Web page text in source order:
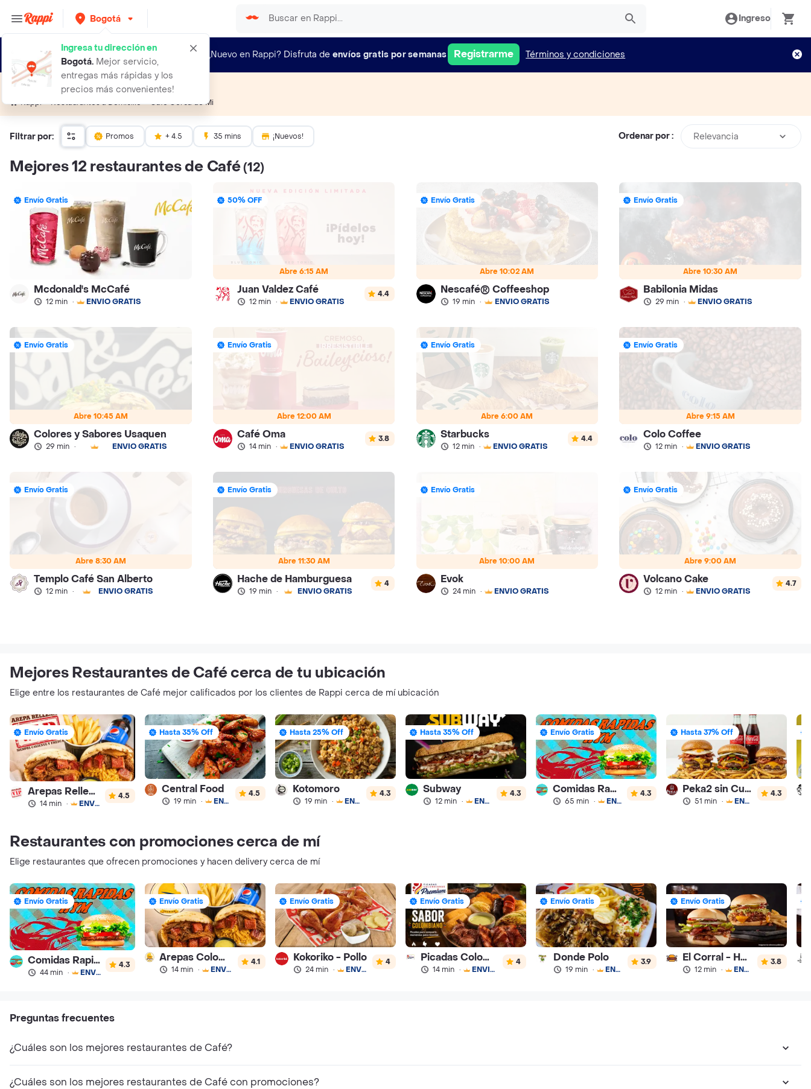
Bogotá
Ingresa tu dirección en
Bogotá. Mejor servicio,
entregas más rápidas y los
precios más convenientes!
Ingreso
¿Nuevo en Rappi? Disfruta de envíos gratis por semanas Registrarme Términos y condiciones
Café cerca de mi
Rappi Restaurantes a Domicilio Café Cerca de Mi
Filtrar por: Promos + 4.5 35 mins ¡Nuevos! Ordenar por : Relevancia
Mejores 12 restaurantes de Café(12)
Envío Gratis
Mcdonald's McCafé
12 min · ENVÍO GRATIS
Abre 6:15 AM
50% OFF
Juan Valdez Café
12 min · ENVÍO GRATIS
4.4
Abre 10:02 AM
Envío Gratis
Nescafé® Coffeeshop
19 min · ENVÍO GRATIS
Abre 10:30 AM
Envío Gratis
Babilonia Midas
29 min · ENVÍO GRATIS
Abre 10:45 AM
Envío Gratis
Colores y Sabores Usaquen
29 min · ENVÍO GRATIS
Abre 12:00 AM
Envío Gratis
Café Oma
14 min · ENVÍO GRATIS
3.8
Abre 6:00 AM
Envío Gratis
Starbucks
12 min · ENVÍO GRATIS
4.4
Abre 9:15 AM
Envío Gratis
Colo Coffee
12 min · ENVÍO GRATIS
Abre 8:30 AM
Envío Gratis
Templo Café San Alberto
12 min · ENVÍO GRATIS
Abre 11:30 AM
Envío Gratis
Hache de Hamburguesa
19 min · ENVÍO GRATIS
4
Abre 10:00 AM
Envío Gratis
Evok
24 min · ENVÍO GRATIS
Abre 9:00 AM
Envío Gratis
Volcano Cake
12 min · ENVÍO GRATIS
4.7
Mejores Restaurantes de Café cerca de tu ubicación
Elige entre los restaurantes de Café mejor calificados por los clientes de Rappi cerca de mí ubicación
Envío Gratis
Arepas Rellenas Vip
14 min · ENVÍO GRATIS
4.5
Hasta 35% Off
Central Food
19 min · ENVÍO GRATIS
4.5
Hasta 25% Off
Kotomoro
19 min · ENVÍO GRATIS
4.3
Hasta 35% Off
Subway
12 min · ENVÍO GRATIS
4.3
Envío Gratis
Comidas Rapidas Hym
65 min · ENVÍO GRATIS
4.3
Hasta 37% Off
Peka2 sin Culpa Lourdes
51 min · ENVÍO GRATIS
4.3
Restaurantes con promociones cerca de mí
Elige restaurantes que ofrecen promociones y hacen delivery cerca de mí
Envío Gratis
Comidas Rapidas Hym
44 min · ENVÍO GRATIS
4.3
Envío Gratis
Arepas Colombianas Premium
14 min · ENVÍO GRATIS
4.1
Envío Gratis
Kokoriko - Pollo
24 min · ENVÍO GRATIS
4
Envío Gratis
Picadas Colombianas Premium
14 min · ENVÍO GRATIS
4
Envío Gratis
Donde Polo
19 min · ENVÍO GRATIS
3.9
Envío Gratis
El Corral - Hamburguesa
12 min · ENVÍO GRATIS
3.8
Preguntas frecuentes
¿Cuáles son los mejores restaurantes de Café?
¿Cuáles son los mejores restaurantes de Café con promociones?